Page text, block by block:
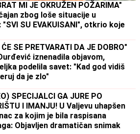
MI JE OKRUŽEN POŽARIMA"
zbog loše situacije u
SU EVAKUISANI", otkrio koje
SE PRETVARATI DA JE DOBRO"
iznenadila objavom,
podelila savet: "Kad god vidiš
da je zlo"
SPECIJALCI GA JURE PO
I IMANJU! U Valjevu uhapšen
za kojim je bila raspisana
Objavljen dramatičan snimak